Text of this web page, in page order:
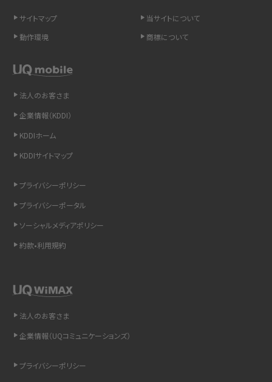
LINEの通知がこない時の原因と対処法9選！設定の確認手順も解説
非通知設定とは？184で電話をかける方法やiPhone・Androidの設定を解説
iCloudの使用容量を減らす9つの方法！使用状況の確認手順も紹介
リプライ機能とは？LINE、X（旧Twitter）、Instagram、TikTokで送る方法を解説
インスタのDMの送り方は？便利機能の使い方や注意点をわかりやすく解説
LINEで送信取り消しをする方法は？相手に知られるのか、削除との違いも紹介
詳しく解説
Wi-Fiを快適に使うための速度はどれくらい？用途別の目安・回線ごとの平均を
紹介
LINEの着信音や通知音の設定・変更方法を解説！鳴らない場合の対処法も紹介
サイトマップ
当サイトについて
動作環境
商標について
法人のお客さま
企業情報（KDDI）
KDDIホーム
KDDIサイトマップ
プライバシーポリシー
プライバシーポータル
ソーシャルメディアポリシー
約款•利用規約
法人のお客さま
企業情報（UQコミュニケーションズ）
プライバシーポリシー